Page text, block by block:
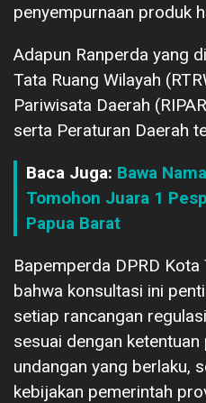
penyempurnaan produk
Adapun Ranperda yang
Tata Ruang Wilayah
Pariwisata Daerah
serta Peraturan Daerah
Baca Juga: Bawa
Tomohon Juara 1
Papua Barat
Bapemperda DPRD
bahwa konsultasi ini
setiap rancangan
sesuai dengan
undangan yang berlaku,
kebijakan pemerintah